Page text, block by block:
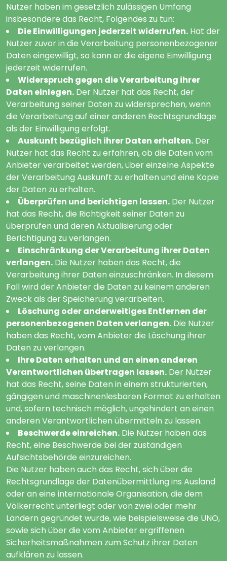
Nutzer haben im gesetzlich zulässigen Umfang
insbesondere das Recht, Folgendes zu tun:
Die Einwilligungen jederzeit widerrufen. Hat der
Nutzer zuvor in die Verarbeitung personenbezogener
Daten eingewilligt, so kann er die eigene Einwilligung
jederzeit widerrufen.
Widerspruch gegen die Verarbeitung ihrer
Daten einlegen. Der Nutzer hat das Recht, der
Verarbeitung seiner Daten zu widersprechen, wenn
die Verarbeitung auf einer anderen Rechtsgrundlage
als der Einwilligung erfolgt.
Auskunft bezüglich ihrer Daten erhalten. Der
Nutzer hat das Recht zu erfahren, ob die Daten vom
Anbieter verarbeitet werden, über einzelne Aspekte
der Verarbeitung Auskunft zu erhalten und eine Kopie
der Daten zu erhalten.
Überprüfen und berichtigen lassen. Der Nutzer
hat das Recht, die Richtigkeit seiner Daten zu
überprüfen und deren Aktualisierung oder
Berichtigung zu verlangen.
Einschränkung der Verarbeitung ihrer Daten
verlangen. Die Nutzer haben das Recht, die
Verarbeitung ihrer Daten einzuschränken. In diesem
Fall wird der Anbieter die Daten zu keinem anderen
Zweck als der Speicherung verarbeiten.
Löschung oder anderweitiges Entfernen der
personenbezogenen Daten verlangen. Die Nutzer
haben das Recht, vom Anbieter die Löschung ihrer
Daten zu verlangen.
Ihre Daten erhalten und an einen anderen
Verantwortlichen übertragen lassen. Der Nutzer
hat das Recht, seine Daten in einem strukturierten,
gängigen und maschinenlesbaren Format zu erhalten
und, sofern technisch möglich, ungehindert an einen
anderen Verantwortlichen übermitteln zu lassen.
Beschwerde einreichen. Die Nutzer haben das
Recht, eine Beschwerde bei der zuständigen
Aufsichtsbehörde einzureichen.
Die Nutzer haben auch das Recht, sich über die
Rechtsgrundlage der Datenübermittlung ins Ausland
oder an eine internationale Organisation, die dem
Völkerrecht unterliegt oder von zwei oder mehr
Ländern gegründet wurde, wie beispielsweise die UNO,
sowie sich über die vom Anbieter ergriffenen
Sicherheitsmaßnahmen zum Schutz ihrer Daten
aufklären zu lassen.